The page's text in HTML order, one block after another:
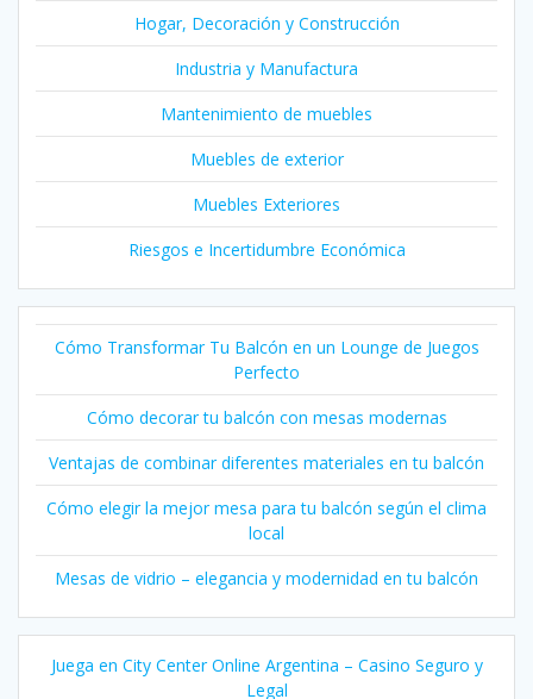
Hogar, Decoración y Construcción
Industria y Manufactura
Mantenimiento de muebles
Muebles de exterior
Muebles Exteriores
Riesgos e Incertidumbre Económica
Cómo Transformar Tu Balcón en un Lounge de Juegos
Perfecto
Cómo decorar tu balcón con mesas modernas
Ventajas de combinar diferentes materiales en tu balcón
Cómo elegir la mejor mesa para tu balcón según el clima
local
Mesas de vidrio – elegancia y modernidad en tu balcón
Juega en City Center Online Argentina – Casino Seguro y
Legal